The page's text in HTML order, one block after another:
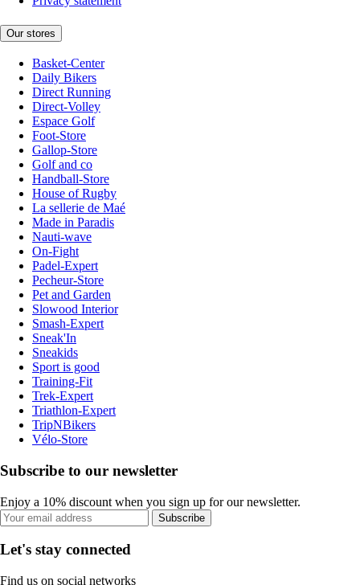
Our stores
Basket-Center
Daily Bikers
Direct Running
Direct-Volley
Espace Golf
Foot-Store
Gallop-Store
Golf and co
Handball-Store
House of Rugby
La sellerie de Maé
Made in Paradis
Nauti-wave
On-Fight
Padel-Expert
Pecheur-Store
Pet and Garden
Slowood Interior
Smash-Expert
Sneak'In
Sneakids
Sport is good
Training-Fit
Trek-Expert
Triathlon-Expert
TripNBikers
Vélo-Store
Subscribe to our newsletter
Enjoy a 10% discount when you sign up for our newsletter.
Subscribe
Let's stay connected
Find us on social networks